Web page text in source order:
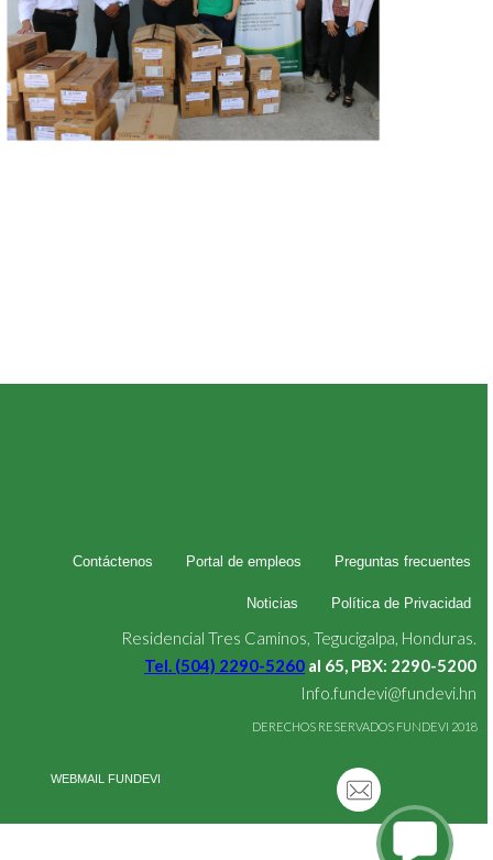
Contáctenos Portal de empleos Preguntas frecuentes
Noticias Política de Privacidad
Residencial Tres Caminos, Tegucigalpa, Honduras.
Tel. (504) 2290-5260 al 65, PBX: 2290-5200
Info.fundevi@fundevi.hn
DERECHOS RESERVADOS FUNDEVI 2018
WEBMAIL FUNDEVI